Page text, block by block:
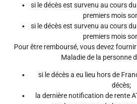
si le décès est survenu au cours
premiers mois
si le décès est survenu au cours
premiers mois
Pour être remboursé, vous devez
Maladie de la personne
si le décès a eu lieu hors de
décès;
la dernière notification de rente